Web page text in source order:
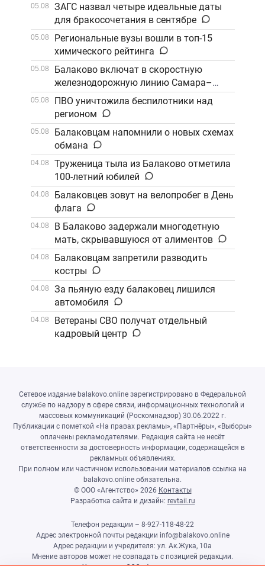
05.08
ЗАГС назвал четыре идеальные даты
для бракосочетания в сентябре
05.08
Региональные вузы вошли в топ-15
химического рейтинга
05.08
Балаково включат в скоростную
железнодорожную линию Самара–
Саратов
05.08
ПВО уничтожила беспилотники над
регионом
05.08
Балаковцам напомнили о новых схемах
обмана
04.08
Труженица тыла из Балаково отметила
100-летний юбилей
04.08
Балаковцев зовут на велопробег в День
флага
04.08
В Балаково задержали многодетную
мать, скрывавшуюся от алиментов
04.08
Балаковцам запретили разводить
костры
04.08
За пьяную езду балаковец лишился
автомобиля
04.08
Ветераны СВО получат отдельный
кадровый центр
Сетевое издание balakovo.online зарегистрировано в Федеральной
службе по надзору в сфере связи, информационных технологий и
массовых коммуникаций (Роскомнадзор) 30.06.2022 г.
Публикации с пометкой «На правах рекламы», «Партнёры», «Выборы»
оплачены рекламодателями. Редакция сайта не несёт
ответственности за достоверность информации, содержащейся в
рекламных объявлениях.
При полном или частичном использовании материалов ссылка на
balakovo.online обязательна.
© ООО «Агентство» 2026 Контакты
Разработка сайта и дизайн: revtail.ru
Телефон редакции – 8-927-118-48-22
Адрес электронной почты редакции info@balakovo.online
Адрес редакции и учредителя: ул. Ак.Жука, 10а
Мнение авторов может не совпадать с позицией редакции.